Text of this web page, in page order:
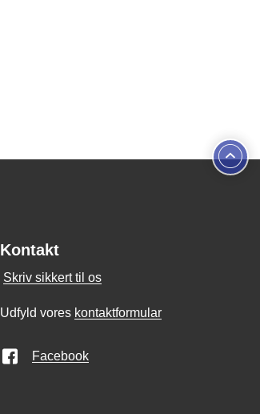
Kontakt
Skriv sikkert til os
Udfyld vores kontaktformular
Facebook